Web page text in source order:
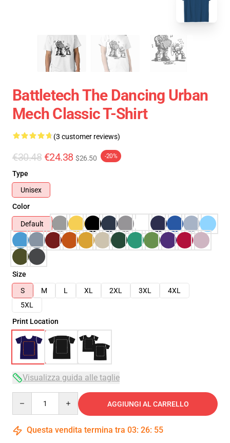
Battletech The Dancing Urban
Mech Classic T-Shirt
(3 customer reviews)
€30.48 €24.38 $26.50 -20%
Type
Unisex
Color
Default
Size
S
M L XL 2XL 3XL
4XL
5XL
Print Location
Visualizza guida alle taglie
AGGIUNGI AL CARRELLO
Questa vendita termina tra 03: 26: 54